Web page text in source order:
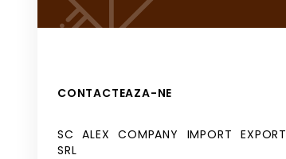
CONTACTEAZA-NE
SC ALEX COMPANY IMPORT EXPORT
SRL